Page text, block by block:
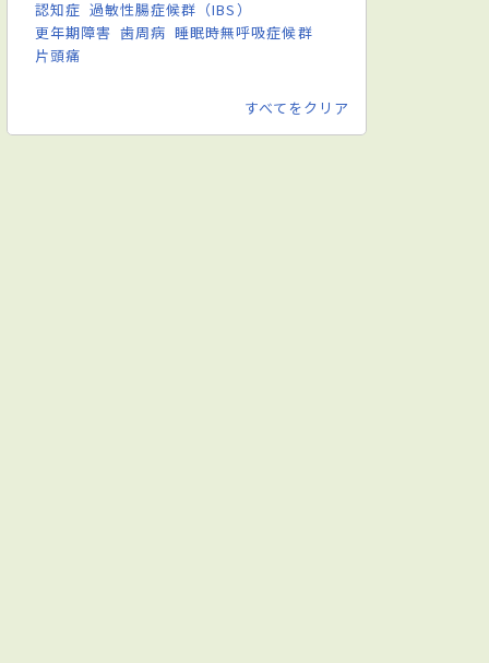
認知症 過敏性腸症候群（IBS）
更年期障害 歯周病 睡眠時無呼吸症候群
片頭痛
すべてをクリア